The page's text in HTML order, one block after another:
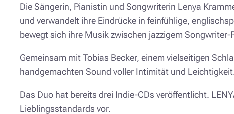
Die Sängerin, Pianistin und Songwriterin Lenya
und verwandelt ihre Eindrücke in feinfühlige,
bewegt sich ihre Musik zwischen jazzigem
Gemeinsam mit Tobias Becker, einem vielseitigen
handgemachten Sound voller Intimität und
Das Duo hat bereits drei Indie-CDs veröffentlicht.
Lieblingsstandards vor.